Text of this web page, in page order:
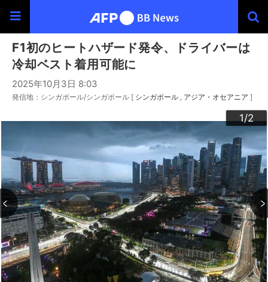
F1初のヒートハザード発令、ドライバーは
冷却ベスト着用可能に
2025年10月3日 8:03
発信地：シンガポール/シンガポール [ シンガポール アジア・オセアニア ]
1/2
2/2